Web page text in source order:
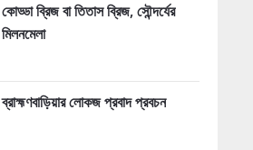
কোড্ডা ব্রিজ বা তিতাস ব্রিজ, সৌন্দর্যের
মিলনমেলা
ব্রাহ্মণবাড়িয়ার লোকজ প্রবাদ প্রবচন